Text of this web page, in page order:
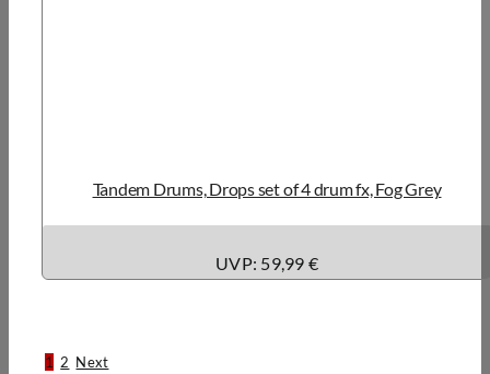
Tandem Drums, Drops set of 4 drum fx, Fog Grey
UVP: 59,99 €
1 2 Next